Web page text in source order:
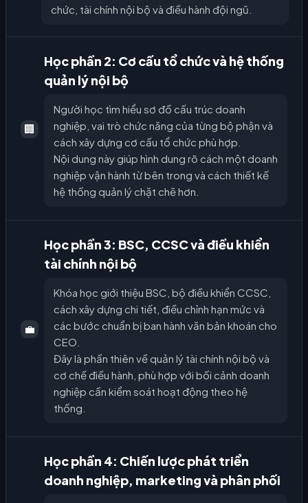
chức, tài chính nội bộ và điều hành đội ngũ.
🏢
Học phần 2: Cơ cấu tổ chức và hệ thống
quản lý nội bộ
Người học tìm hiểu sơ đồ cấu trúc doanh
nghiệp, vai trò chức năng của từng bộ phận và
cách xây dựng cơ cấu tổ chức phù hợp.
Nội dung này giúp hình dung rõ cách một doanh
nghiệp vận hành từ bên trong và cách thiết kế
hệ thống quản lý chặt chẽ hơn.
💼
Học phần 3: BSC, CCSC và điều khiển
tài chính nội bộ
Khóa học giới thiệu BSC, bộ điều khiển CCSC,
cách xây dựng chi tiết, điều chỉnh hạn mức và
các bước chuẩn bị ban hành văn bản khoán cho
CEO.
Đây là phần thiên về quản lý tài chính nội bộ và
cơ chế điều hành, phù hợp với bối cảnh doanh
nghiệp cần kiểm soát hoạt động theo hệ
thống.
Học phần 4: Chiến lược phát triển
doanh nghiệp, marketing và phân phối